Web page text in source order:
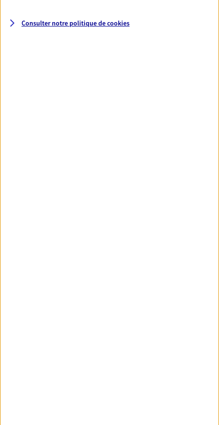
VOIR NOTRE SITE WEB
Consulter notre politique decookies